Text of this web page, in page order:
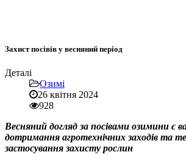
Захист посівів у весняний період
Деталі
Озимі
26 квітня 2024
928
Весняний догляд за посівами озимини є
дотримання агротехнічних заходів та
застосування захисту рослин